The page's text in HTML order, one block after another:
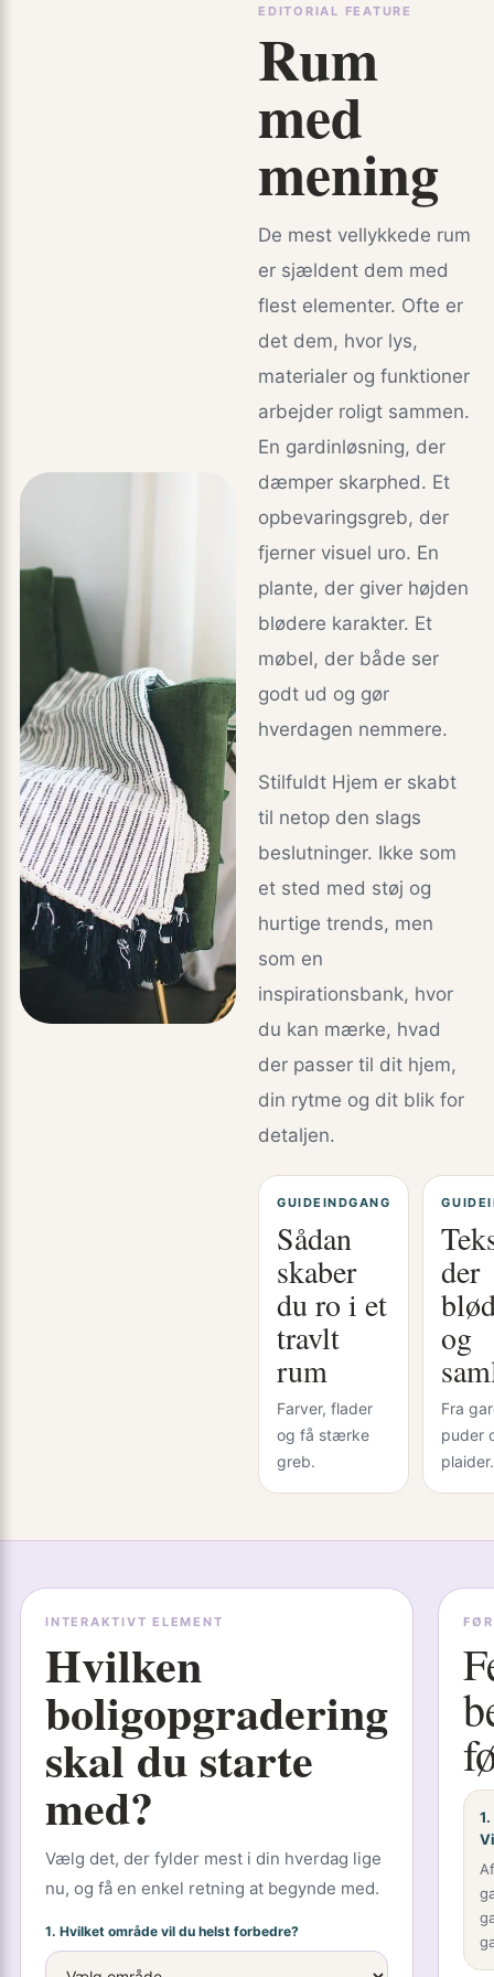
EDITORIAL FEATURE
Rum
med
mening
De mest vellykkede rum
er sjældent dem med
flest elementer. Ofte er
det dem, hvor lys,
materialer og funktioner
arbejder roligt sammen.
En gardinløsning, der
dæmper skarphed. Et
opbevaringsgreb, der
fjerner visuel uro. En
plante, der giver højden
blødere karakter. Et
møbel, der både ser
godt ud og gør
hverdagen nemmere.
Stilfuldt Hjem er skabt
til netop den slags
beslutninger. Ikke som
et sted med støj og
hurtige trends, men
som en
inspirationsbank, hvor
du kan mærke, hvad
der passer til dit hjem,
din rytme og dit blik for
detaljen.
GUIDEINDGANG
Sådan
skaber
du ro i et
travlt
rum
Farver, flader
og få stærke
greb.
der
og
Fra
puder
plaider.
INTERAKTIVT ELEMENT
Hvilken
boligopgradering
skal du starte
med?
Vælg det, der fylder mest i din hverdag lige
nu, og få en enkel retning at begynde med.
1. Hvilket område vil du helst forbedre?
1.